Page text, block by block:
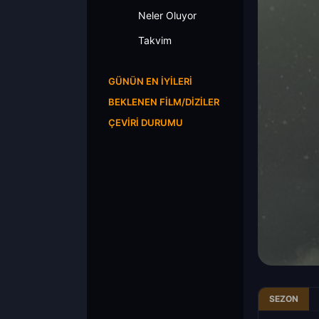
Neler Oluyor
Takvim
GÜNÜN EN İYILERI
BEKLENEN FILM/DIZILER
ÇEVIRI DURUMU
SEZON